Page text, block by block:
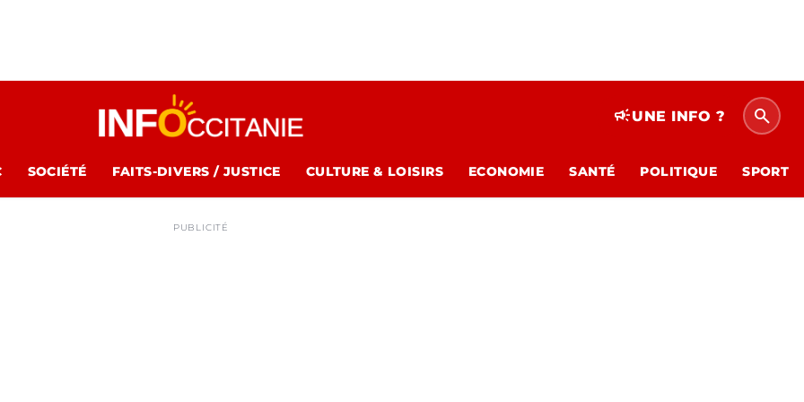
campaignUNE INFO ? search
SOCIÉTÉ FAITS-DIVERS / JUSTICE CULTURE & LOISIRS ECONOMIE SANTÉ POLITIQUE SPORT
PUBLICITÉ